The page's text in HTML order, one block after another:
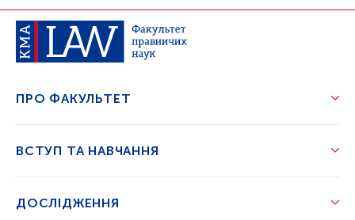
ПРО ФАКУЛЬТЕТ
ВСТУП ТА НАВЧАННЯ
ДОСЛІДЖЕННЯ